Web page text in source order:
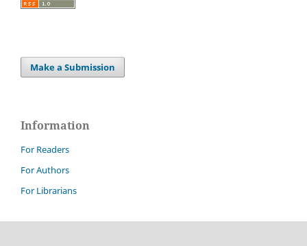
Make a Submission
Information
For Readers
For Authors
For Librarians